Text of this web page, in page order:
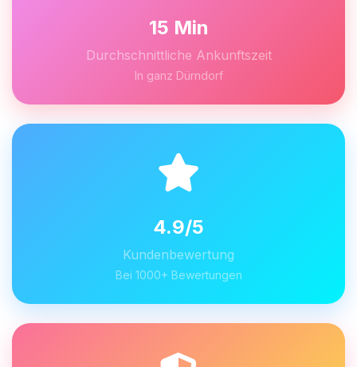
15 Min
Durchschnittliche Ankunftszeit
In ganz Dürndorf
4.9/5
Kundenbewertung
Bei 1000+ Bewertungen